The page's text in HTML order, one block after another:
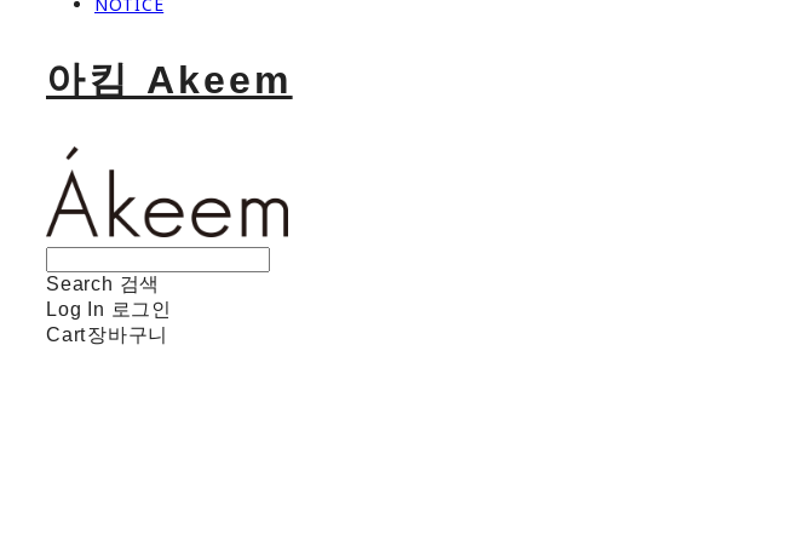
아킴 Akeem
Search 검색
Log In 로그인
Cart장바구니